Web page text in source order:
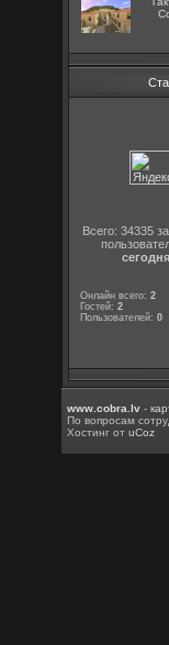
Всего: 34335
сегодня
Онлайн всего:2
Гостей:2
Пользователей:0
www.cobra.lv -
По вопросам
Хостинг отuCoz